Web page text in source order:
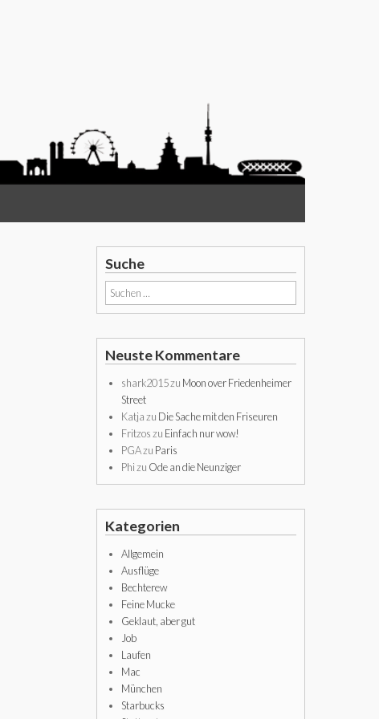
Suche
Suchen
nach:
Neuste Kommentare
shark2015zu Moon over Friedenheimer
Street
Katjazu Die Sache mit den Friseuren
Fritzoszu Einfach nur wow!
PGAzu Paris
Phizu Ode an die Neunziger
Kategorien
Allgemein
Ausflüge
Bechterew
Feine Mucke
Geklaut, aber gut
Job
Laufen
Mac
München
Starbucks